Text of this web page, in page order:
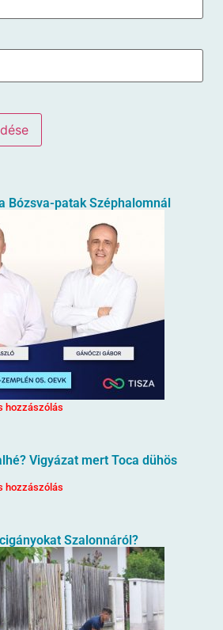
Bózsva-patak Széphalomnál
hozzászólás
Vigyázat mert Toca dühös
hozzászólás
Szalonnáról?